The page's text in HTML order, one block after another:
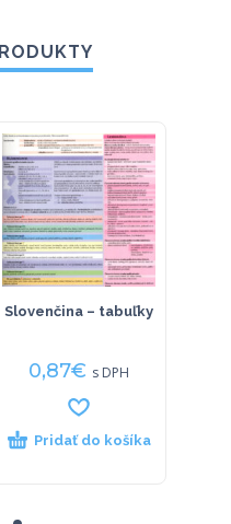
Slovenčina – tabuľky
0,87€ s DPH
Pridať do košíka